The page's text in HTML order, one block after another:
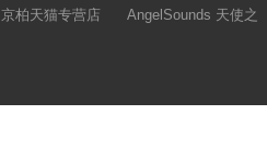
京柏天猫专营店
AngelSounds 天使之